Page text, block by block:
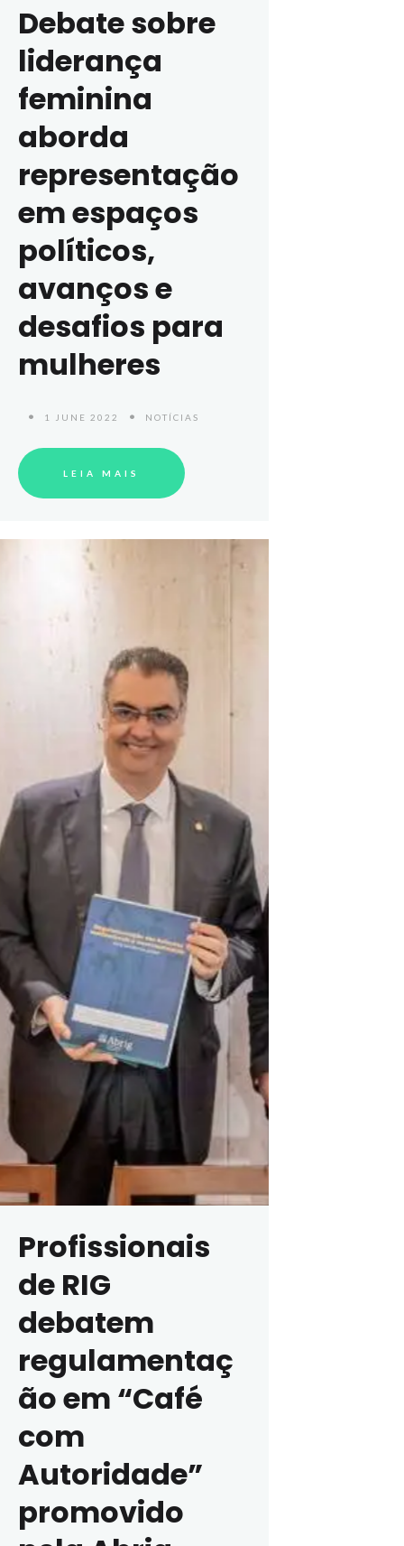
Debate sobre
liderança
feminina
aborda
representação
em espaços
políticos,
avanços e
desafios para
mulheres
1 JUNE 2022 NOTÍCIAS
LEIA MAIS
Profissionais
de RIG
debatem
regulamentaç
ão em “Café
com
Autoridade”
promovido